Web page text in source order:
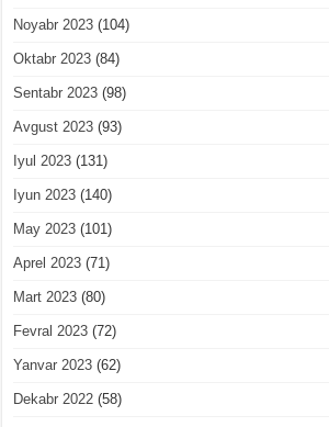
Noyabr 2023 (104)
Oktabr 2023 (84)
Sentabr 2023 (98)
Avgust 2023 (93)
Iyul 2023 (131)
Iyun 2023 (140)
May 2023 (101)
Aprel 2023 (71)
Mart 2023 (80)
Fevral 2023 (72)
Yanvar 2023 (62)
Dekabr 2022 (58)